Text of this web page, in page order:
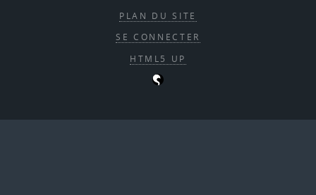
PLAN DU SITE
SE CONNECTER
HTML5 UP